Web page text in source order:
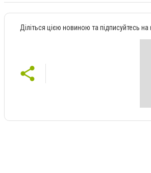
Діліться цією новиною та підписуйтесь на